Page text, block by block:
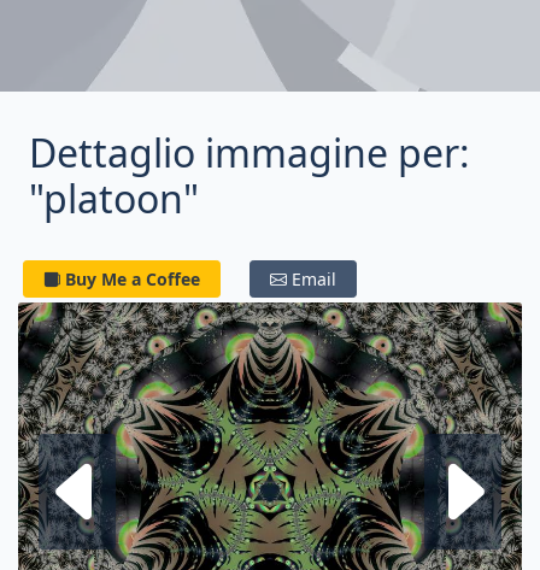
Dettaglio immagine per:
"platoon"
Buy Me a Coffee Email
Frattale